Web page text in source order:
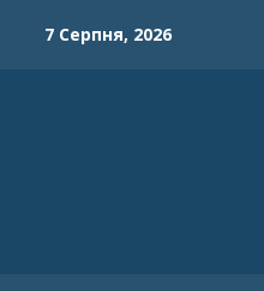
7 Серпня, 2026